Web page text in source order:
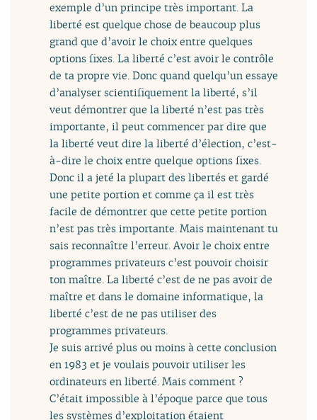
exemple d’un principe très important. La
liberté est quelque chose de beaucoup plus
grand que d’avoir le choix entre quelques
options fixes. La liberté c’est avoir le contrôle
de ta propre vie. Donc quand quelqu’un essaye
d’analyser scientifiquement la liberté, s’il
veut démontrer que la liberté n’est pas très
importante, il peut commencer par dire que
la liberté veut dire la liberté d’élection, c’est-
à-dire le choix entre quelque options fixes.
Donc il a jeté la plupart des libertés et gardé
une petite portion et comme ça il est très
facile de démontrer que cette petite portion
n’est pas très importante. Mais maintenant tu
sais reconnaître l’erreur. Avoir le choix entre
programmes privateurs c’est pouvoir choisir
ton maître. La liberté c’est de ne pas avoir de
maître et dans le domaine informatique, la
liberté c’est de ne pas utiliser des
programmes privateurs.
Je suis arrivé plus ou moins à cette conclusion
en 1983 et je voulais pouvoir utiliser les
ordinateurs en liberté. Mais comment ?
C’était impossible à l’époque parce que tous
les systèmes d’exploitation étaient